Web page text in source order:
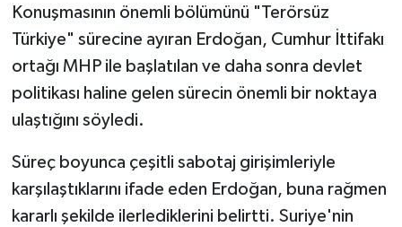
Konuşmasının önemli bölümünü "Terörsüz
Türkiye" sürecine ayıran Erdoğan, Cumhur İttifakı
ortağı MHP ile başlatılan ve daha sonra devlet
politikası haline gelen sürecin önemli bir noktaya
ulaştığını söyledi.
Süreç boyunca çeşitli sabotaj girişimleriyle
karşılaştıklarını ifade eden Erdoğan, buna rağmen
kararlı şekilde ilerlediklerini belirtti. Suriye'nin